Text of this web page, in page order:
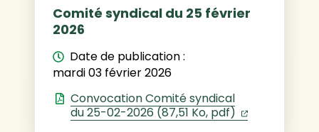
Comité syndical du 25 février
2026
Date de publication :
mardi 03 février 2026
Convocation Comité syndical
du 25-02-2026 (87,51 Ko, pdf)
(ouverture